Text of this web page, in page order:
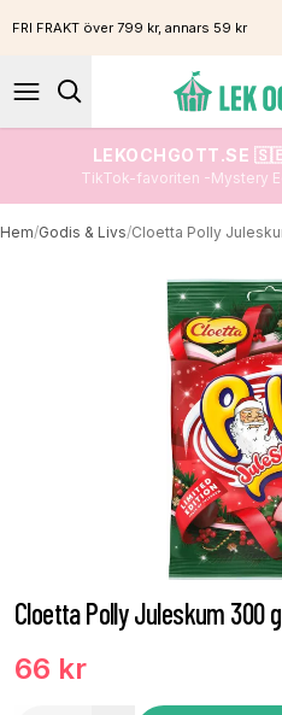
FRI FRAKT över 799 kr, annars 59 kr
LEKOCHGOTT.SE
TikTok-favoriten -Mystery
Hem/Godis & Livs/Cloetta Polly
Cloetta Polly Juleskum 300 g
66 kr